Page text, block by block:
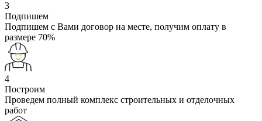
3
Подпишем
Подпишем с Вами договор на месте, получим оплату в
размере 70%
4
Построим
Проведем полный комплекс строительных и отделочных
работ